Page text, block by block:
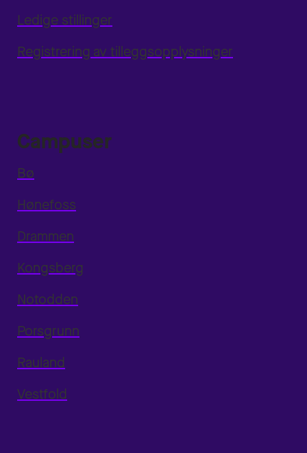
Ledige stillinger
Registrering av tilleggsopplysninger
Campuser
Bø
Hønefoss
Drammen
Kongsberg
Notodden
Porsgrunn
Rauland
Vestfold